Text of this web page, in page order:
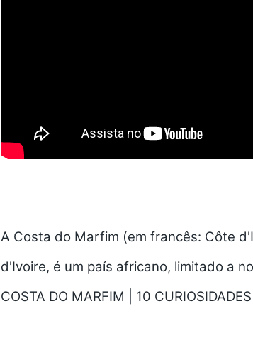
A Costa do Marfim (em francês: Côte
d'Ivoire, é um país africano, limitado a
COSTA DO MARFIM | 10